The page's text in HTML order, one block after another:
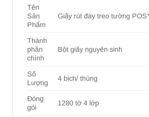
Tên
Sản
Phẩm
Giấy rút đáy treo tường
Thành
phần
chính
Bột giấy nguyên sinh
Số
Lượng
4 bịch/ thùng
Đóng
gói
1280 tờ 4 lớp